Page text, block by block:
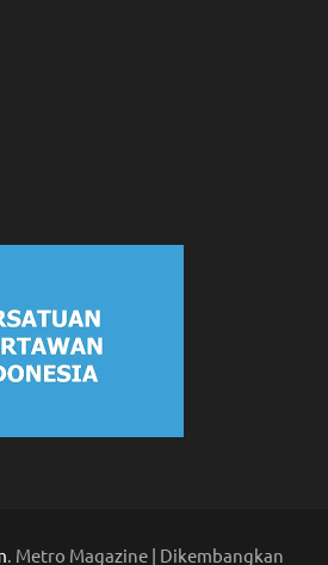
. Metro Magazine | Dikembangkan